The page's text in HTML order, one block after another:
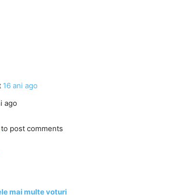
16 ani ago
ago
to post comments
mai multe voturi